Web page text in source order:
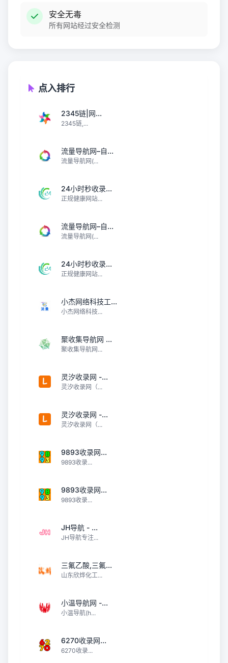
安全无毒
所有网站经过安全检测
点入排行
2345链|网...
2345链,...
流量导航网–自...
流量导航网(...
24小时秒收录...
正规健康网站...
流量导航网–自...
流量导航网(...
24小时秒收录...
正规健康网站...
小杰网络科技工...
小杰网络科技...
聚收集导航网 ...
聚收集导航网...
灵汐收录网 -...
灵汐收录网（...
灵汐收录网 -...
灵汐收录网（...
9893收录网...
9893收录...
9893收录网...
9893收录...
JH导航 - ...
JH导航专注...
三氟乙酸,三氟...
山东欣烨化工...
小温导航网 -...
小温导航(h...
6270收录网...
6270收录...